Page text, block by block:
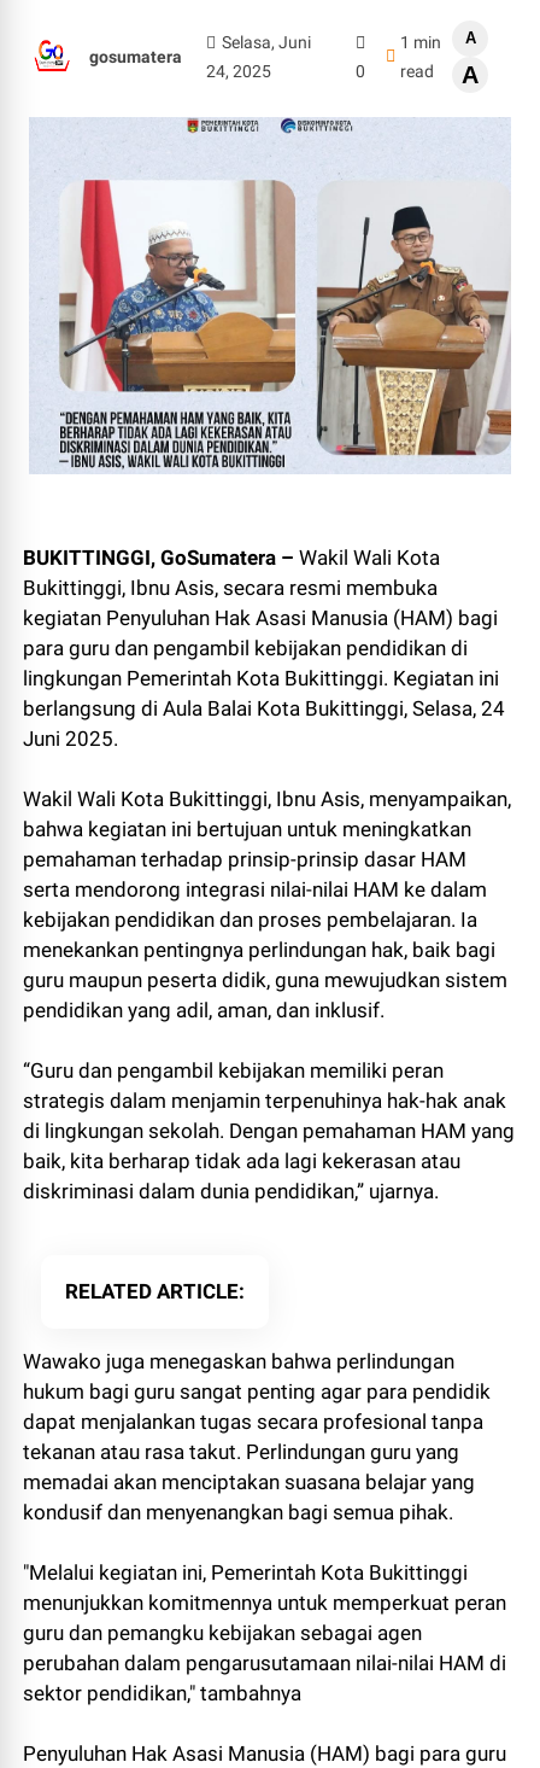
gosumatera
Selasa, Juni
24, 2025
0
1 min
read
A
A
BUKITTINGGI, GoSumatera –Wakil Wali Kota
Bukittinggi, Ibnu Asis, secara resmi membuka
kegiatan Penyuluhan Hak Asasi Manusia (HAM) bagi
para guru dan pengambil kebijakan pendidikan di
lingkungan Pemerintah Kota Bukittinggi. Kegiatan ini
berlangsung di Aula Balai Kota Bukittinggi, Selasa, 24
Juni 2025.
Wakil Wali Kota Bukittinggi, Ibnu Asis, menyampaikan,
bahwa kegiatan ini bertujuan untuk meningkatkan
pemahaman terhadap prinsip-prinsip dasar HAM
serta mendorong integrasi nilai-nilai HAM ke dalam
kebijakan pendidikan dan proses pembelajaran. Ia
menekankan pentingnya perlindungan hak, baik bagi
guru maupun peserta didik, guna mewujudkan sistem
pendidikan yang adil, aman, dan inklusif.
“Guru dan pengambil kebijakan memiliki peran
strategis dalam menjamin terpenuhinya hak-hak anak
di lingkungan sekolah. Dengan pemahaman HAM yang
baik, kita berharap tidak ada lagi kekerasan atau
diskriminasi dalam dunia pendidikan,” ujarnya.
RELATED ARTICLE
Wawako juga menegaskan bahwa perlindungan
hukum bagi guru sangat penting agar para pendidik
dapat menjalankan tugas secara profesional tanpa
tekanan atau rasa takut. Perlindungan guru yang
memadai akan menciptakan suasana belajar yang
kondusif dan menyenangkan bagi semua pihak.
"Melalui kegiatan ini, Pemerintah Kota Bukittinggi
menunjukkan komitmennya untuk memperkuat peran
guru dan pemangku kebijakan sebagai agen
perubahan dalam pengarusutamaan nilai-nilai HAM di
sektor pendidikan," tambahnya
Penyuluhan Hak Asasi Manusia (HAM) bagi para guru